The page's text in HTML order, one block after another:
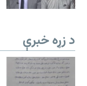
د زړه خبرې